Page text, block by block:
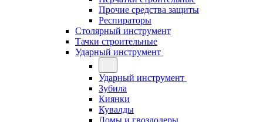
Прочие средства защиты
Респираторы
Столярный инструмент
Тачки строительные
Ударный инструмент
Ударный инструмент
Зубила
Киянки
Кувалды
Ломы и гвоздодеры